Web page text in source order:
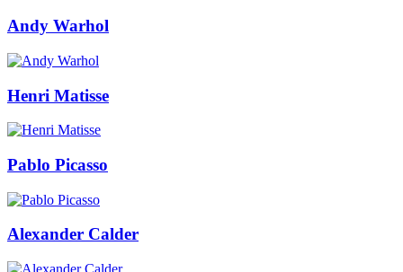
Andy Warhol
Henri Matisse
Pablo Picasso
Alexander Calder